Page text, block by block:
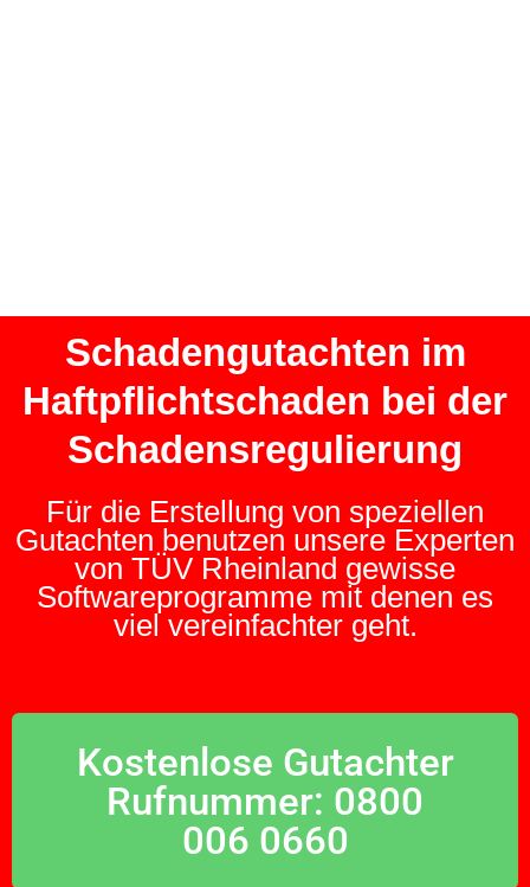
Schadengutachten im
Haftpflichtschaden bei der
Schadensregulierung
Für die Erstellung von speziellen
Gutachten benutzen unsere Experten
von TÜV Rheinland gewisse
Softwareprogramme mit denen es
viel vereinfachter geht.
Kostenlose Gutachter
Rufnummer: 0800
006 0660